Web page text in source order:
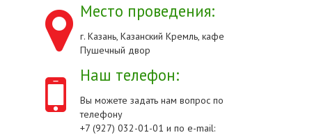
Место проведения:
г. Казань, Казанский Кремль, кафе
Пушечный двор
Наш телефон:
Вы можете задать нам вопрос по
телефону
+7 (927) 032-01-01 и по e-mail: